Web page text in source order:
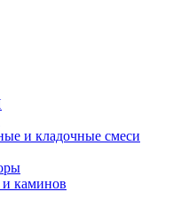
и кладочные смеси
каминов